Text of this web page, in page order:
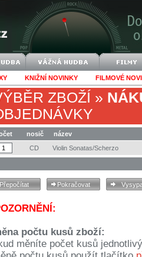
KNIŽNÍ NOVINKY FILMOVÉ
ZBOŽÍ »
nosič
název
CD
Violin Sonatas/Scherzo
počtu kusů zboží:
měníte počet kusů